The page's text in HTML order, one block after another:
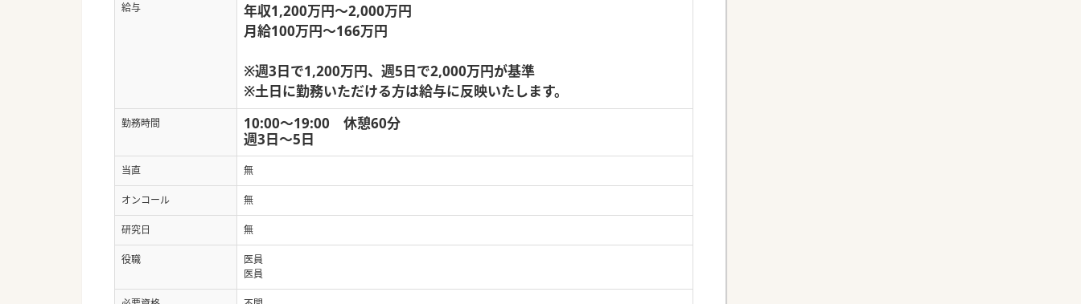
給与
年収1,200万円～2,000万円
月給100万円～166万円
※週3日で1,200万円、週5日で2,000万円が基準
※土日に勤務いただける方は給与に反映いたします。
勤務時間
10:00～19:00 休憩60分
週3日～5日
当直 無
オンコール 無
研究日 無
役職
医員
医員